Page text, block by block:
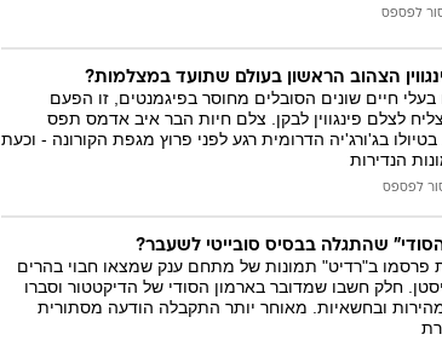
לפספס
הצהוב הראשון בעולם שתועד במצלמות?
חיים שונים הסובלים מחוסר בפיגמנטים, זו הפעם
לצלם פינגווין לבקן. צלם חיות הבר איב אדמס תפס
בטיולו בג'ורג'יה הדרומית רגע לפני פרוץ מגפת הקורונה - וכעת
הנדירות
לפספס
שהתגלה בבסיס סובייטי לשעבר?
פרסמו ב"רדיט" תמונות של מתחם ענק שמצאו חבוי בהרים
חלק חשבו שמדובר בארמון הסודי של הדיקטטור וסברו
ובחשאיות. מאוחר יותר התקבלה הודעה מסתורית